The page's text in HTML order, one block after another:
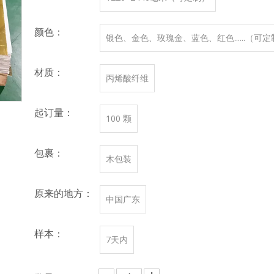
颜色： 银色、金色、玫瑰金、蓝色、红色......（可定
材质： 丙烯酸纤维
起订量： 100 颗
包裹： 木包装
原来的地方： 中国广东
样本： 7天内